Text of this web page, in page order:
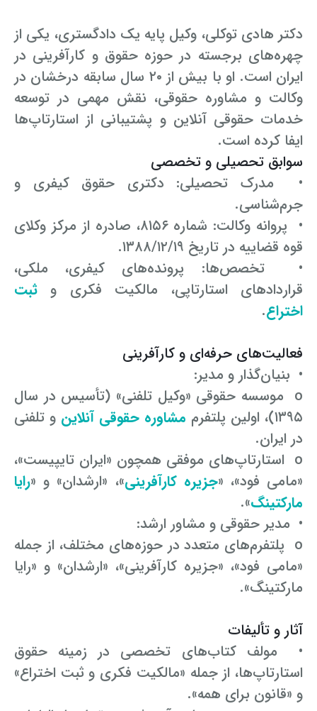
دکتر هادی توکلی، وکیل پایه یک دادگستری، یکی از
چهره‌های برجسته در حوزه حقوق و کارآفرینی در
ایران است. او با بیش از ۲۰ سال سابقه درخشان در
وکالت و مشاوره حقوقی، نقش مهمی در توسعه
خدمات حقوقی آنلاین و پشتیبانی از استارتاپ‌ها
ایفا کرده است.
سوابق تحصیلی و تخصصی
• مدرک تحصیلی: دکتری حقوق کیفری و
جرم‌شناسی.
• پروانه وکالت: شماره ۸۱۵۶، صادره از مرکز وکلای
قوه قضاییه در تاریخ ۱۳۸۸/۱۲/۱۹.
• تخصص‌ها: پرونده‌های کیفری، ملکی،
قراردادهای استارتاپی، مالکیت فکری و ثبت
اختراع.
فعالیت‌های حرفه‌ای و کارآفرینی
• بنیان‌گذار و مدیر:
o موسسه حقوقی «وکیل تلفنی» (تأسیس در سال
۱۳۹۵)، اولین پلتفرم
مشاوره حقوقی آنلاین و تلفنی
در ایران.
o استارتاپ‌های موفقی همچون «ایران تایپیست»،
«مامی فود»، «جزیره کارآفرینی»، «ارشدان» و «رایا
مارکتینگ».
• مدیر حقوقی و مشاور ارشد:
o پلتفرم‌های متعدد در حوزه‌های مختلف، از جمله
«مامی فود»، «جزیره کارآفرینی»، «ارشدان» و «رایا
مارکتینگ».
آثار و تألیفات
• مولف کتاب‌های تخصصی در زمینه حقوق
استارتاپ‌ها، از جمله «مالکیت فکری و ثبت اختراع»
و «قانون برای همه».